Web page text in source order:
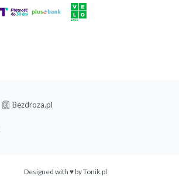
Bezdroza.pl
Designed with ♥ byTonik.pl